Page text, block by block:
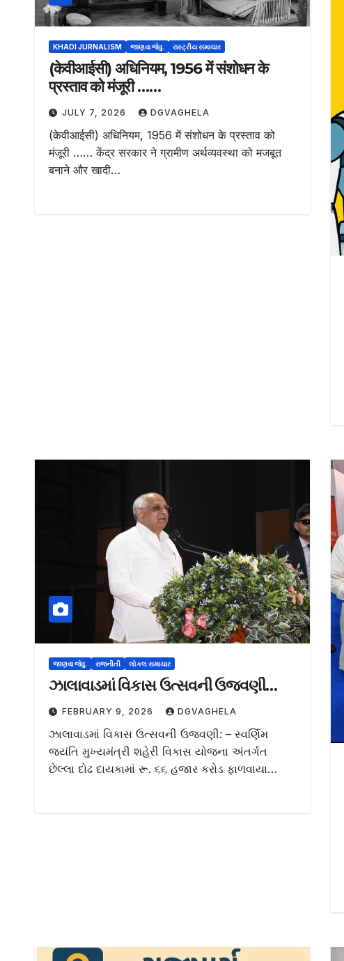
KHADI JURNALISM જાણવા જેવુ. રાસ્ટ્રીય સમાચાર
(केवीआईसी) अधिनियम, 1956 में संशोधन के
प्रस्ताव को मंजूरी ……
JULY 7, 2026 DGVAGHELA
(केवीआईसी) अधिनियम, 1956 में संशोधन के प्रस्ताव को
मंजूरी …… केंद्र सरकार ने ग्रामीण अर्थव्यवस्था को मजबूत
बनाने और खादी…
જાણવા જેવુ. રાજનીતી લોકલ સમાચાર
ઝાલાવાડમાં વિકાસ ઉત્સવની ઉજવણી…
FEBRUARY 9, 2026 DGVAGHELA
ઝાલાવાડમાં વિકાસ ઉત્સવની ઉજવણી: – સ્વર્ણિમ
જયંતિ મુખ્યમંત્રી શહેરી વિકાસ યોજના અંતર્ગત
છેલ્લા દોઢ દાયકામાં રૂ. ૬૬ હજાર કરોડ ફાળવાયા…